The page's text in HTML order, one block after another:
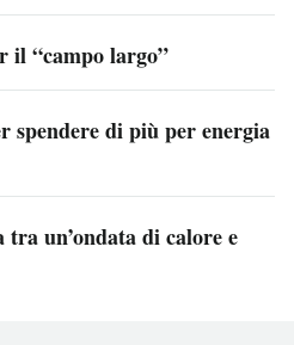
il “campo largo”
spendere di più per energia
tra un’ondata di calore e